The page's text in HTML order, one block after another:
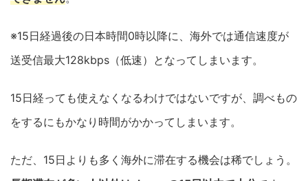
※15日経過後の日本時間0時以降に、海外では通信速度が
送受信最大128kbps（低速）となってしまいます。
15日経っても使えなくなるわけではないですが、調べもの
をするにもかなり時間がかかってしまいます。
ただ、15日よりも多く海外に滞在する機会は稀でしょう。